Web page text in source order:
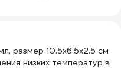
размер 10.5х6.5х2.5 см
низких температур в